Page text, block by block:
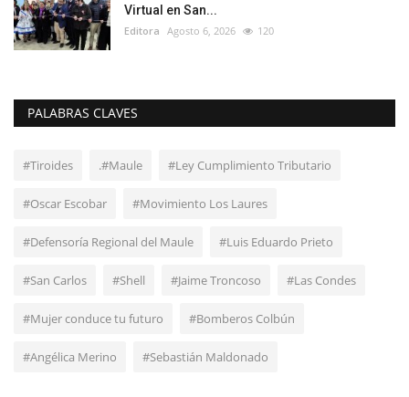
Virtual en San...
Editora Agosto 6, 2026 120
PALABRAS CLAVES
#Tiroides .#Maule #Ley Cumplimiento Tributario
#Oscar Escobar #Movimiento Los Laures
#Defensoría Regional del Maule #Luis Eduardo Prieto
#San Carlos #Shell #Jaime Troncoso #Las Condes
#Mujer conduce tu futuro #Bomberos Colbún
#Angélica Merino #Sebastián Maldonado